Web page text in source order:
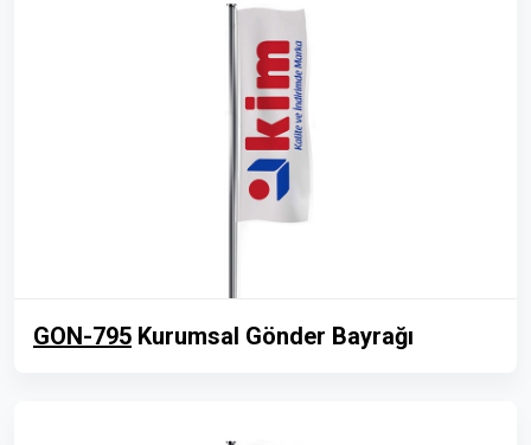
GON-795 Kurumsal Gönder Bayrağı